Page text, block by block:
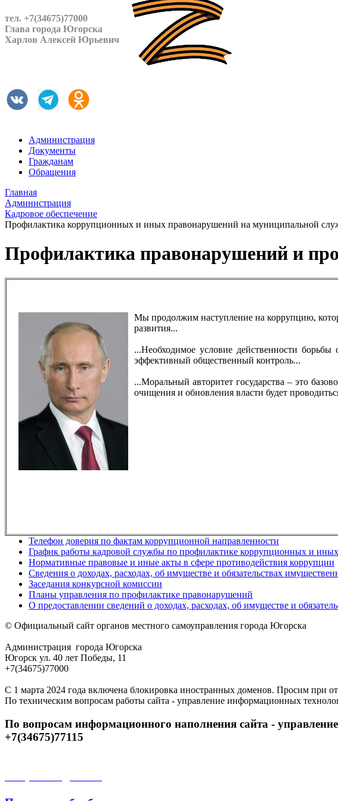
тел. +7(34675)77000
Глава города Югорска
Харлов Алексей Юрьевич
Администрация
Документы
Гражданам
Обращения
Главная
Администрация
Кадровое обеспечение
Профилактика коррупционных и иных правонарушений на муниципальной
Профилактика правонарушений и
Мы продолжим наступление на коррупцию,
развития...
...Необходимое условие действенности борьбы
эффективный общественный контроль...
...Моральный авторитет государства – это
очищения и обновления власти будет
Телефон доверия по фактам коррупционной направленности
График работы кадровой службы по профилактике коррупционных и
Нормативные правовые и иные акты в сфере противодействия коррупции
Сведения о доходах, расходах, об имуществе и обязательствах
Заседания конкурсной комиссии
Планы управления по профилактике правонарушений
О предоставлении сведений о доходах, расходах, об имуществе и
© Официальный сайт органов местного самоуправления города Югорска
Администрация города Югорска
Югорск ул. 40 лет Победы, 11
+7(34675)77000
С 1 марта 2024 года включена блокировка иностранных доменов. Просим при
По техническим вопросам работы сайта - управление информационных
По вопросам информационного наполнения сайта -
+7(34675)77115